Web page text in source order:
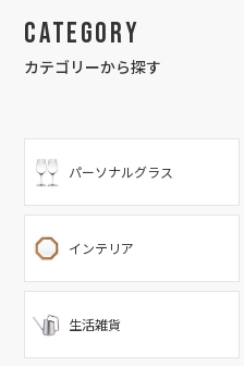
Category
カテゴリーから探す
パーソナルグラス
インテリア
生活雑貨